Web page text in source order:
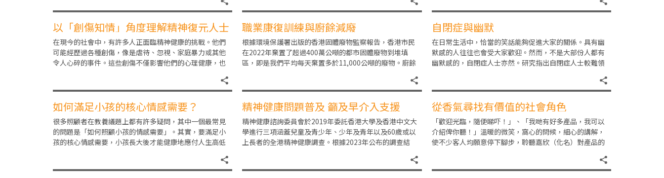
以「創傷知情」角度理解精神復元人士
在現今的社會中，有許多人正面臨精神健康的挑戰。他們
可能經歷過各種創傷，像是虐待、忽視、家庭暴力或其他
令人心碎的事件。這些創傷不僅影響他們的心理健康，也
職業康復訓練與廚餘減廢
根據環境保護署出版的香港固體廢物監察報告，香港市民
在2022年棄置了超過400萬公噸的都市固體廢物到堆填
區，即是我們平均每天棄置多於11,000公噸的廢物。廚餘
自閉症與幽默
在日常生活中，恰當的笑話能夠促進大家的關係。具有幽
默感的人往往也會受大家歡迎。然而，不是大部份人都有
幽默感的，自閉症人士亦然。研究指出自閉症人士較難領
如何滿足小孩的核心情感需要？
很多照顧者在教養議題上都有許多疑問，其中一個最常見
的問題是「如何照顧小孩的情感需要」。其實，要滿足小
孩的核心情感需要，小孩長大後才能健康地應付人生高低
精神健康問題普及 籲及早介入支援
精神健康諮詢委員會於2019年委託香港大學及香港中文大
學進行三項涵蓋兒童及青少年、少年及青年以及60歲或以
上長者的全港精神健康調查。根據2023年公布的調查結
從香氣尋找有價值的社會角色
「歡迎光臨，隨便睇吓！」、「我哋有好多產品，我可以
介紹俾你聽！」溫暖的微笑，窩心的問候，細心的講解，
使不少客人均願意停下腳步，聆聽嘉欣（化名）對產品的